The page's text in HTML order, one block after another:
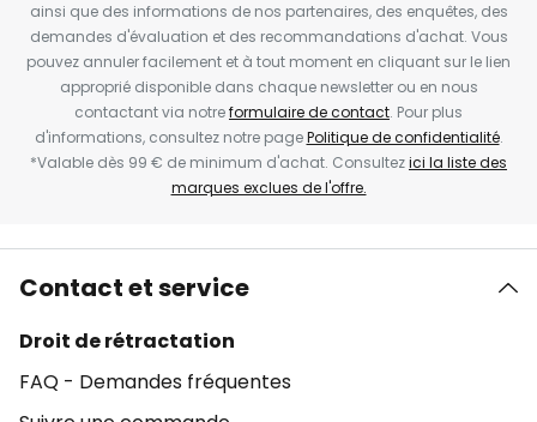
ainsi que des informations de nos partenaires, des enquêtes, des
demandes d'évaluation et des recommandations d'achat. Vous
pouvez annuler facilement et à tout moment en cliquant sur le lien
approprié disponible dans chaque newsletter ou en nous
contactant via notreformulaire de contact. Pour plus
d'informations, consultez notre pagePolitique de confidentialité.
*Valable dès 99 € de minimum d'achat. Consultezici la liste des
marques exclues de l'offre.
Contact et service
Droit de rétractation
FAQ - Demandes fréquentes